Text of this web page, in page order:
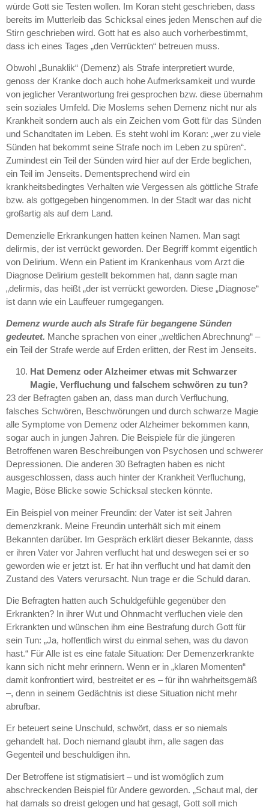
würde Gott sie Testen wollen. Im Koran steht geschrieben, dass
bereits im Mutterleib das Schicksal eines jeden Menschen auf die
Stirn geschrieben wird. Gott hat es also auch vorherbestimmt,
dass ich eines Tages „den Verrückten“ betreuen muss.
Obwohl „Bunaklik“ (Demenz) als Strafe interpretiert wurde,
genoss der Kranke doch auch hohe Aufmerksamkeit und wurde
von jeglicher Verantwortung frei gesprochen bzw. diese übernahm
sein soziales Umfeld. Die Moslems sehen Demenz nicht nur als
Krankheit sondern auch als ein Zeichen vom Gott für das Sünden
und Schandtaten im Leben. Es steht wohl im Koran: „wer zu viele
Sünden hat bekommt seine Strafe noch im Leben zu spüren“.
Zumindest ein Teil der Sünden wird hier auf der Erde beglichen,
ein Teil im Jenseits. Dementsprechend wird ein
krankheitsbedingtes Verhalten wie Vergessen als göttliche Strafe
bzw. als gottgegeben hingenommen. In der Stadt war das nicht
großartig als auf dem Land.
Demenzielle Erkrankungen hatten keinen Namen. Man sagt
delirmis, der ist verrückt geworden. Der Begriff kommt eigentlich
von Delirium. Wenn ein Patient im Krankenhaus vom Arzt die
Diagnose Delirium gestellt bekommen hat, dann sagte man
„delirmis, das heißt „der ist verrückt geworden. Diese „Diagnose“
ist dann wie ein Lauffeuer rumgegangen.
Demenz wurde auch als Strafe für begangene Sünden
gedeutet. Manche sprachen von einer „weltlichen Abrechnung“ –
ein Teil der Strafe werde auf Erden erlitten, der Rest im Jenseits.
Hat Demenz oder Alzheimer etwas mit Schwarzer
Magie, Verfluchung und falschem schwören zu tun?
23 der Befragten gaben an, dass man durch Verfluchung,
falsches Schwören, Beschwörungen und durch schwarze Magie
alle Symptome von Demenz oder Alzheimer bekommen kann,
sogar auch in jungen Jahren. Die Beispiele für die jüngeren
Betroffenen waren Beschreibungen von Psychosen und schwerer
Depressionen. Die anderen 30 Befragten haben es nicht
ausgeschlossen, dass auch hinter der Krankheit Verfluchung,
Magie, Böse Blicke sowie Schicksal stecken könnte.
Ein Beispiel von meiner Freundin: der Vater ist seit Jahren
demenzkrank. Meine Freundin unterhält sich mit einem
Bekannten darüber. Im Gespräch erklärt dieser Bekannte, dass
er ihren Vater vor Jahren verflucht hat und deswegen sei er so
geworden wie er jetzt ist. Er hat ihn verflucht und hat damit den
Zustand des Vaters verursacht. Nun trage er die Schuld daran.
Die Befragten hatten auch Schuldgefühle gegenüber den
Erkrankten? In ihrer Wut und Ohnmacht verfluchen viele den
Erkrankten und wünschen ihm eine Bestrafung durch Gott für
sein Tun: „Ja, hoffentlich wirst du einmal sehen, was du davon
hast.“ Für Alle ist es eine fatale Situation: Der Demenzerkrankte
kann sich nicht mehr erinnern. Wenn er in „klaren Momenten“
damit konfrontiert wird, bestreitet er es – für ihn wahrheitsgemäß
–, denn in seinem Gedächtnis ist diese Situation nicht mehr
abrufbar.
Er beteuert seine Unschuld, schwört, dass er so niemals
gehandelt hat. Doch niemand glaubt ihm, alle sagen das
Gegenteil und beschuldigen ihn.
Der Betroffene ist stigmatisiert – und ist womöglich zum
abschreckenden Beispiel für Andere geworden. „Schaut mal, der
hat damals so dreist gelogen und hat gesagt, Gott soll mich